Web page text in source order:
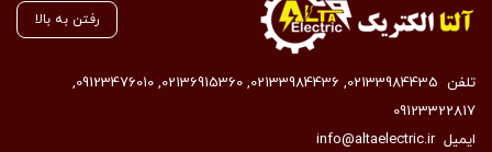
رفتن به بالا
تلفن 02133984435
,
02133984436
,
02136915360
,
09123476010
,
09123322817
ایمیلinfo@altaelectric.ir